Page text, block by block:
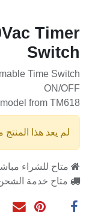
Timer
Switch
Time Switch
ON/OFF
from TM618
لم يعد هذا المنتج
متاح للشراء
متاح خدمة الشحن